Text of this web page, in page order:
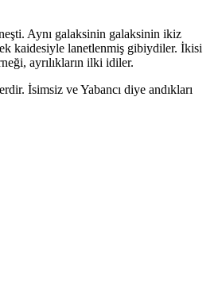
Aynı galaksinin galaksinin ikiz
kaidesiyle lanetlenmiş gibiydiler. İkisi
ayrılıkların ilki idiler.
İsimsiz ve Yabancı diye andıkları